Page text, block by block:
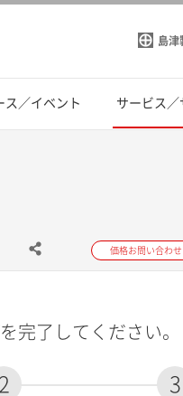
島津
ス／イベント サービス／
価格お問い合わせ
完了してください。
2 3